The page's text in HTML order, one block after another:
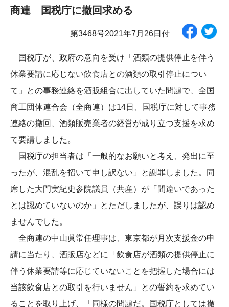
商連 国税庁に撤回求める
第3468号2021年7月26日付
国税庁が、政府の意向を受け「酒類の提供停止を伴う
休業要請に応じない飲食店との酒類の取引停止につい
て」との事務連絡を酒販組合に出していた問題で、全国
商工団体連合会（全商連）は14日、国税庁に対して事務
連絡の撤回、酒類販売業者の経営が成り立つ支援を求め
て要請しました。
国税庁の担当者は「一般的なお願いと考え、発出に至
ったが、混乱を招いて申し訳ない」と謝罪しました。同
席した大門実紀史参院議員（共産）が「間違いであった
とは認めていないのか」とただしましたが、誤りは認め
ませんでした。
全商連の中山眞常任理事は、東京都が月次支援金の申
請に当たり、酒販店などに「飲食店が酒類の提供停止に
伴う休業要請等に応じていないことを把握した場合には
当該飲食店との取引を行いません」との誓約を求めてい
ることを取り上げ、「同様の問題だ。国税庁としては撤